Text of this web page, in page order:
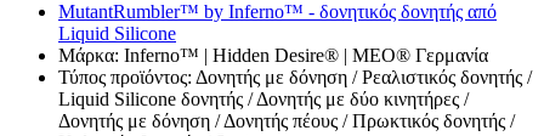
MutantRumbler™ by Inferno™ - δονητικός δονητής από
Liquid Silicone
Μάρκα: Inferno™ | Hidden Desire® | MEO® Γερμανία
Τύπος προϊόντος: Δονητής με δόνηση / Ρεαλιστικός δονητής /
Liquid Silicone δονητής / Δονητής με δύο κινητήρες /
Δονητής με δόνηση / Δονητής πέους / Πρωκτικός δονητής /